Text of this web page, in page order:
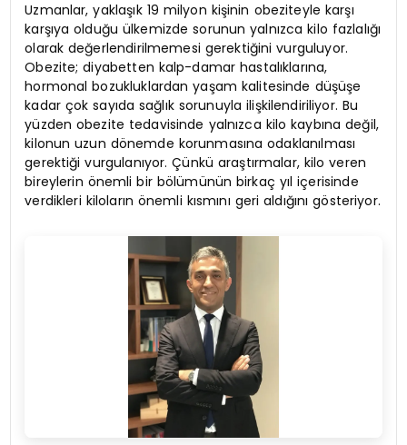
Uzmanlar, yaklaşık 19 milyon kişinin obeziteyle karşı
karşıya olduğu ülkemizde sorunun yalnızca kilo fazlalığı
olarak değerlendirilmemesi gerektiğini vurguluyor.
Obezite; diyabetten kalp-damar hastalıklarına,
hormonal bozukluklardan yaşam kalitesinde düşüşe
kadar çok sayıda sağlık sorunuyla ilişkilendiriliyor. Bu
yüzden obezite tedavisinde yalnızca kilo kaybına değil,
kilonun uzun dönemde korunmasına odaklanılması
gerektiği vurgulanıyor. Çünkü araştırmalar, kilo veren
bireylerin önemli bir bölümünün birkaç yıl içerisinde
verdikleri kiloların önemli kısmını geri aldığını gösteriyor.